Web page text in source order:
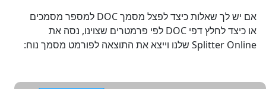
אם יש לך שאלות כיצד לפצל מסמך DOC למספר מסמכים
או כיצד לחלץ דפי DOC לפי פרמטרים שצוינו, נסה את
Splitter Online שלנו וייצא את התוצאה לפורמט מסמך נוח: